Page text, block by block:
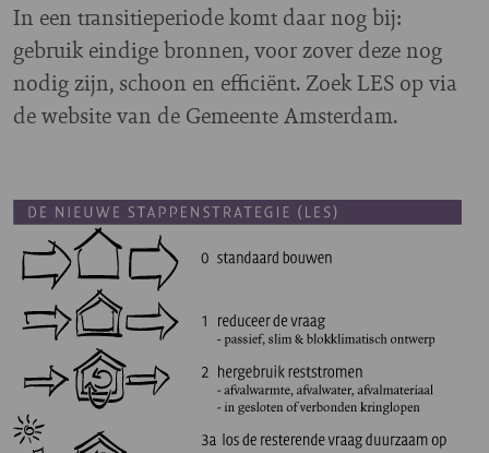
In een transitieperiode komt daar nog bij:
gebruik eindige bronnen, voor zover deze nog
nodig zijn, schoon en efficiënt. Zoek LES op via
de website van de Gemeente Amsterdam.